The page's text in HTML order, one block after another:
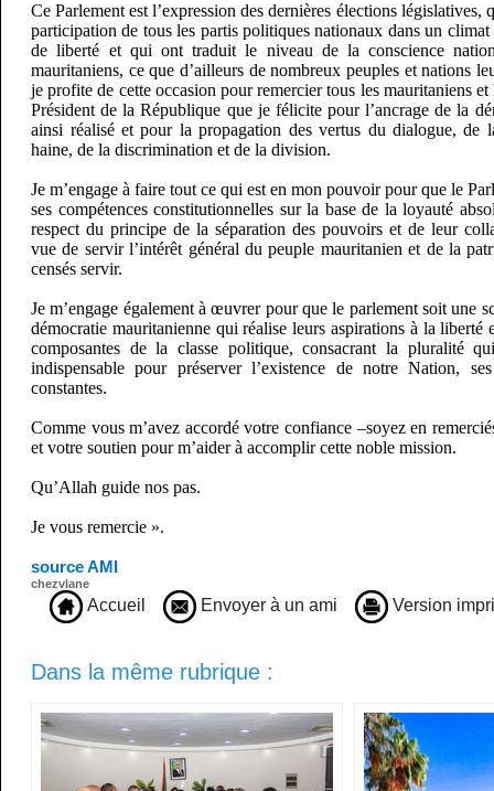
Ce Parlement est l’expression des dernières élections législatives,
participation de tous les partis politiques nationaux dans un
de liberté et qui ont traduit le niveau de la conscience
mauritaniens, ce que d’ailleurs de nombreux peuples et nations
je profite de cette occasion pour remercier tous les mauritaniens
Président de la République que je félicite pour l’ancrage de la
ainsi réalisé et pour la propagation des vertus du dialogue, de
haine, de la discrimination et de la division.
Je m’engage à faire tout ce qui est en mon pouvoir pour que le
ses compétences constitutionnelles sur la base de la loyauté
respect du principe de la séparation des pouvoirs et de leur
vue de servir l’intérêt général du peuple mauritanien et de la
censés servir.
Je m’engage également à œuvrer pour que le parlement soit une
démocratie mauritanienne qui réalise leurs aspirations à la liberté
composantes de la classe politique, consacrant la pluralité
indispensable pour préserver l’existence de notre Nation,
constantes.
Comme vous m’avez accordé votre confiance –soyez en
et votre soutien pour m’aider à accomplir cette noble mission.
Qu’Allah guide nos pas.
Je vous remercie ».
source AMI
chezvlane
Accueil Envoyer à un ami Version
Dans la même rubrique :